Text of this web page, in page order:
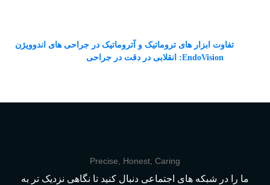
تفاوت ابزار های تروماتیک و آتروماتیک در جراحی های اندوویژن
EndoVision: انقلابی در دقت در جراحی
Precise, Honest, Caring
ما را در شبکه های اجتماعی دنبال کنید تا نگاهی نزدیک تر به